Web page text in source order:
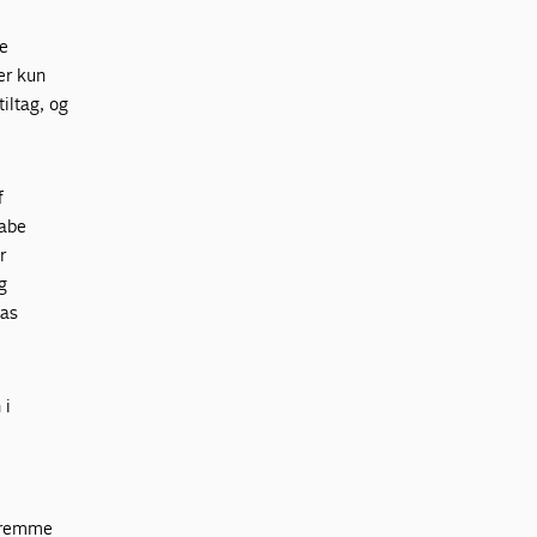
kun
og
i